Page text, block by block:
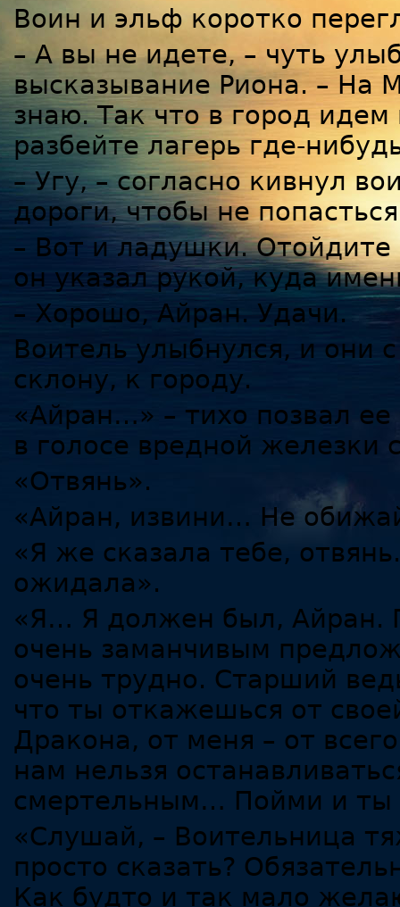
Воин и эльф коротко
– А вы не идете, – чуть
высказывание Риона. – На
знаю. Так что в город
разбейте лагерь где-
– Угу, – согласно кивнул
дороги, чтобы не
– Вот и ладушки. Отойдите
он указал рукой, куда
– Хорошо, Айран. Удачи.
Воитель улыбнулся, и они
склону, к городу.
«Айран…» – тихо позвал
в голосе вредной железки
«Отвянь».
«Айран, извини… Не
«Я же сказала тебе,
ожидала».
«Я… Я должен был, Айран.
очень заманчивым
очень трудно. Старший
что ты откажешься от
Дракона, от меня – от
нам нельзя
смертельным… Пойми и ты
«Слушай, – Воительница
просто сказать?
Как будто и так мало